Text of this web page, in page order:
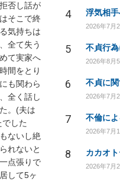
否し話が
そこで終
気持ちは
全て失う
て実家へ
間をとり
も関わら
全く話し
。(夫は
した
ないし絶
れないと
点張りで
して5ヶ
4
2026年7月
5
2026年8月
6 不貞に
2026年7月
7
2026年7月
8
2026年7月